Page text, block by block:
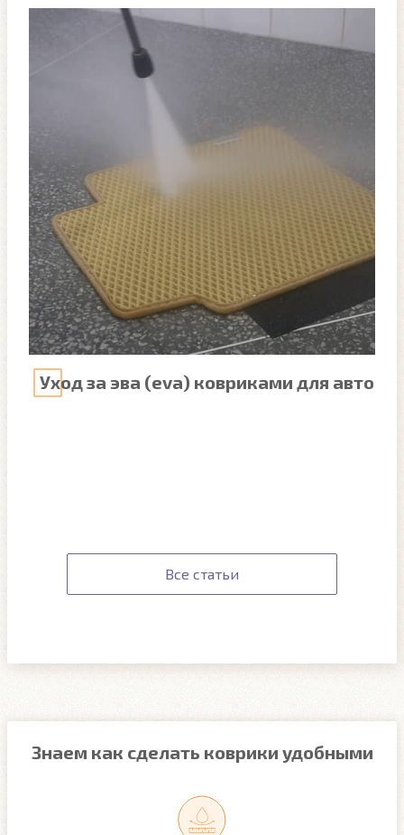
Уход за эва (eva) ковриками для авто
Все статьи
Знаем как сделать коврики удобными